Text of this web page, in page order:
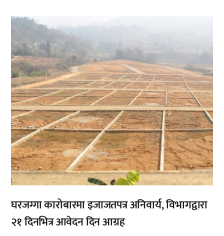
,
घरजग्गा कारोबारमा इजाजतपत्र अनिवार्य, विभागद्वारा
२१ दिनभित्र आवेदन दिन आग्रह